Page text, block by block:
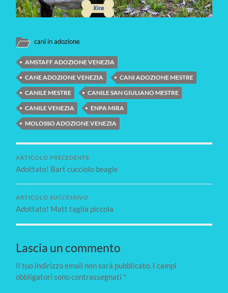
cani in adozione
AMSTAFF ADOZIONE VENEZIA
CANE ADOZIONE VENEZIA
CANI ADOZIONE MESTRE
CANILE MESTRE
CANILE SAN GIULIANO MESTRE
CANILE VENEZIA
ENPA MIRA
MOLOSSO ADOZIONE VENEZIA
ARTICOLO PRECEDENTE
Adottato! Bart cucciolo beagle
ARTICOLO SUCCESSIVO
Adottato! Matt taglia piccola
Lascia un commento
Il tuo indirizzo email non sarà pubblicato. I campi
obbligatori sono contrassegnati *